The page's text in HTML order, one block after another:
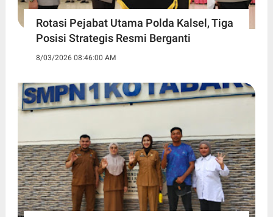
Rotasi Pejabat Utama Polda Kalsel, Tiga
Posisi Strategis Resmi Berganti
8/03/2026 08:46:00 AM